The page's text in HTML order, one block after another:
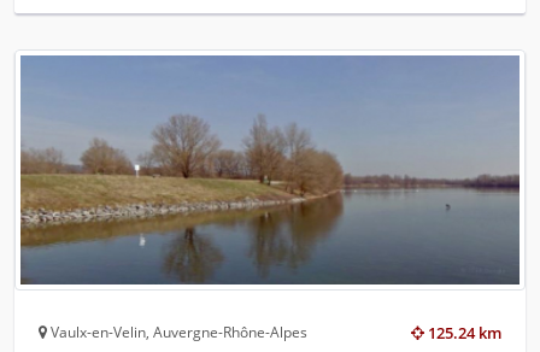
125.24 km
Vaulx-en-Velin, Auvergne-Rhône-Alpes